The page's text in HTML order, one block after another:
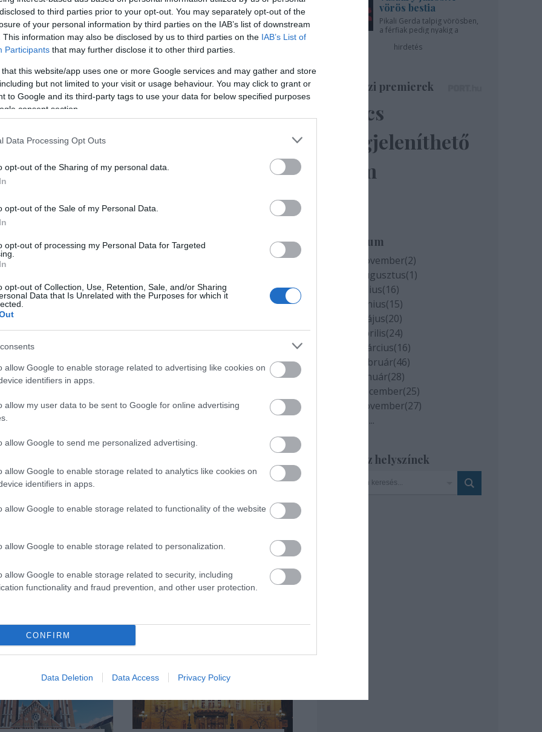
to third parties prior to your opt-out. You may separately opt-out of the
of your personal information by third parties on the IAB’s list of downstream
This information may also be disclosed by us to third parties on the IAB’s List of
Participants that may further disclose it to other third parties.
that this website/app uses one or more Google services and may gather and store
but not limited to your visit or usage behaviour. You may click to grant or
to Google and its third-party tags to use your data for below specified purposes
consent section.
Data Processing Opt Outs
opt-out of the Sharing of my personal data.
opt-out of the Sale of my Personal Data.
opt-out of processing my Personal Data for Targeted
opt-out of Collection, Use, Retention, Sale, and/or Sharing
Data that Is Unrelated with the Purposes for which it
allow Google to enable storage related to advertising like cookies on
identifiers in apps.
allow my user data to be sent to Google for online advertising
allow Google to send me personalized advertising.
allow Google to enable storage related to analytics like cookies on
identifiers in apps.
allow Google to enable storage related to functionality of the website
allow Google to enable storage related to personalization.
allow Google to enable storage related to security, including
functionality and fraud prevention, and other user protection.
CONFIRM
Data Deletion Data Access Privacy Policy
West Enden, ott, ahol a társulatGyalog galoppcímű
is játsszák.
bbc.co.uk
ismerik egymást, tanulmányaikat követően pedig
köztük a Frost-jelentés (The Frost Report) című
ben sugárzott a BBC.
indult
sikert aratott filmeket készítettek, mint a Gyalog
asMonty Python: Az élet értelme
című film elnyerte a
Python tagjai külön-külön is sikeres karrierrel
Forrás: MTI
vörös bestia
Pikali Gerda talpig vörösben,
a férfiak pedig nyakig a
hirdetés
Színházi premierek
Nincs
megjeleníthető
elem
Archívum
2020 november(2)
2020 augusztus(1)
2020 július(16)
2020 június(15)
2020 május(20)
2020 április(24)
2020 március(16)
2020 február(46)
2020 január(28)
2019 december(25)
2019 november(27)
...
Szinház helyszínek